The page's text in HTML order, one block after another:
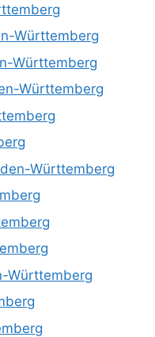
Württemberg
Württemberg
Württemberg
Württemberg
Württemberg